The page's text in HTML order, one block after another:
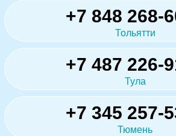
+7 848 268-
Тольятти
+7 487 226-
Тула
+7 345 257-
Тюмень